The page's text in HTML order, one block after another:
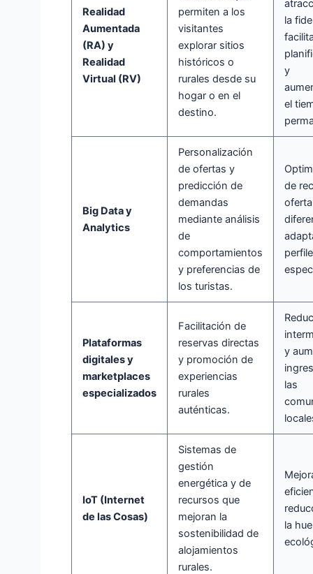
Realidad
Aumentada
(RA) y
Realidad
Virtual (RV)
permiten a los
visitantes
explorar sitios
históricos o
rurales desde su
hogar o en el
destino.
la
y
el
Big Data y
Analytics
Personalización
de ofertas y
predicción de
demandas
mediante análisis
de
comportamientos
y preferencias de
los turistas.
de
oferta
Plataformas
digitales y
marketplaces
especializados
Facilitación de
reservas directas
y promoción de
experiencias
rurales
auténticas.
y
las
IoT (Internet
de las Cosas)
Sistemas de
gestión
energética y de
recursos que
mejoran la
sostenibilidad de
alojamientos
rurales.
la